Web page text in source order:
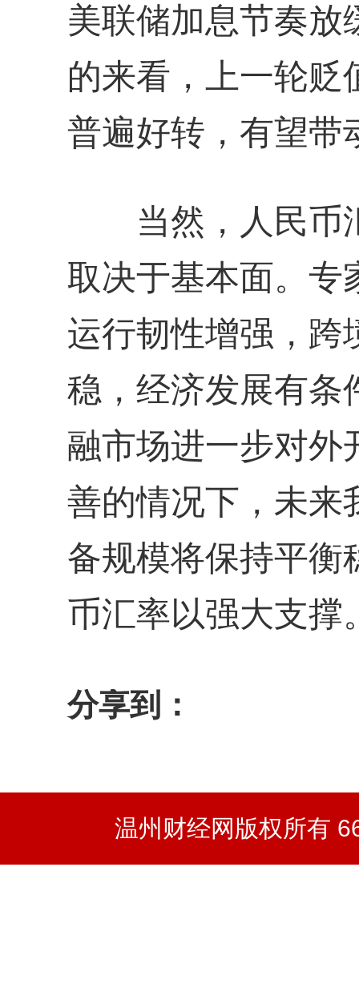
美联储加息节奏放
的来看，上一轮贬
普遍好转，有望带
当然，人民币
取决于基本面。专
运行韧性增强，跨
稳，经济发展有条
融市场进一步对外
善的情况下，未来
备规模将保持平衡
币汇率以强大支撑
分享到：
温州财经网版权所有